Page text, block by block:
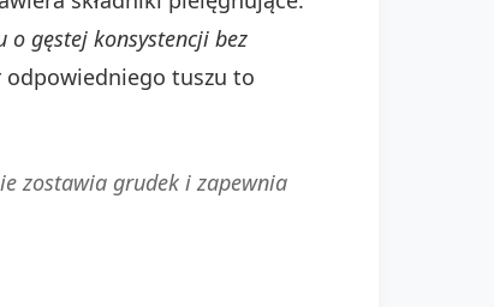
o gęstej konsystencji bez
odpowiedniego tuszu to
zostawia grudek i zapewnia